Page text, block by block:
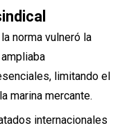
norma vulneró la
limitando el
marina mercante.
internacionales